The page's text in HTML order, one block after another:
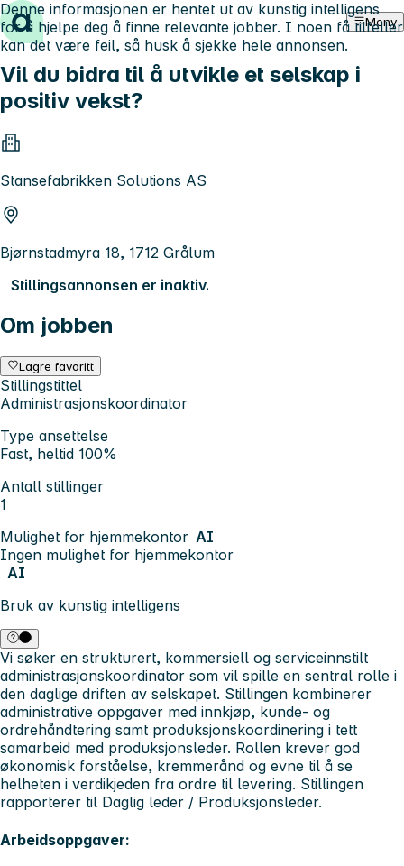
Hopp til innhold Meny
Vil du bidra til å utvikle et selskap i
positiv vekst?
Stansefabrikken Solutions AS
Bjørnstadmyra 18, 1712 Grålum
Stillingsannonsen er inaktiv.
Om jobben
Lagre favoritt
Stillingstittel
Administrasjonskoordinator
Type ansettelse
Fast, heltid 100%
Antall stillinger
1
Mulighet for hjemmekontor AI
Ingen mulighet for hjemmekontor
AI
Bruk av kunstig intelligens
Denne informasjonen er hentet ut av kunstig intelligens
for å hjelpe deg å finne relevante jobber. I noen få tilfeller
kan det være feil, så husk å sjekke hele annonsen.
Vi søker en strukturert, kommersiell og serviceinnstilt
administrasjonskoordinator som vil spille en sentral rolle i
den daglige driften av selskapet. Stillingen kombinerer
administrative oppgaver med innkjøp, kunde- og
ordrehåndtering samt produksjonskoordinering i tett
samarbeid med produksjonsleder. Rollen krever god
økonomisk forståelse, kremmerånd og evne til å se
helheten i verdikjeden fra ordre til levering. Stillingen
rapporterer til Daglig leder / Produksjonsleder.
Arbeidsoppgaver: